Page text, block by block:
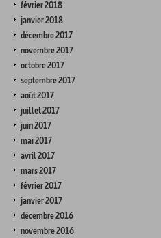
février 2018
janvier 2018
décembre 2017
novembre 2017
octobre 2017
septembre 2017
août 2017
juillet 2017
juin 2017
mai 2017
avril 2017
mars 2017
février 2017
janvier 2017
décembre 2016
novembre 2016